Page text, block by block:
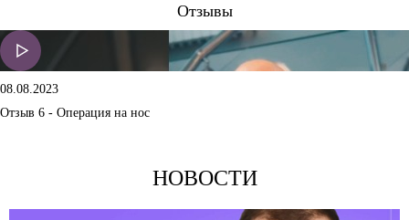
Отзывы
08.08.2023
Отзыв 6 - Операция на нос
НОВОСТИ